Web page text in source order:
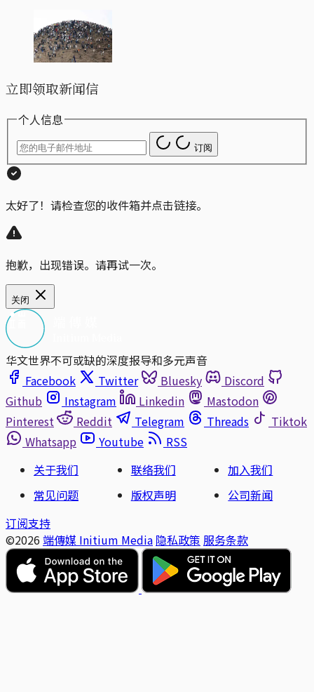
立即领取新闻信
个人信息
订阅
太好了！请检查您的收件箱并点击链接。
抱歉，出现错误。请再试一次。
关闭
华文世界不可或缺的深度报导和多元声音
Facebook
Twitter Bluesky
Discord
Github
Instagram Linkedin
Mastodon
Pinterest
Reddit Telegram Threads
Tiktok
Whatsapp
Youtube
RSS
关于我们
联络我们
加入我们
常见问题
版权声明
公司新闻
订阅支持
©2026 端傳媒 Initium Media 隐私政策 服务条款